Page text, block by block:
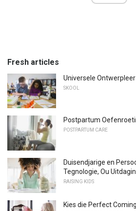
Fresh articles
Universele Ontwerpleer
SKOOL
Postpartum
POSTPARTUM CARE
Duisendjarige en
Tegnologie, Ou
RAISING KIDS
Kies die Perfect